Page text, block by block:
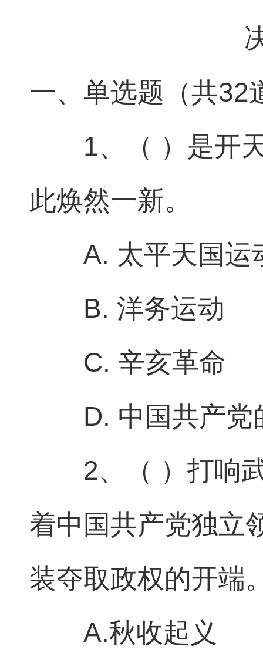
一、单选题（共32
1、（ ）是开
此焕然一新。
A. 太平天国运
B. 洋务运动
C. 辛亥革命
D. 中国共产党
2、（ ）打响
着中国共产党独立
装夺取政权的开端
A.秋收起义